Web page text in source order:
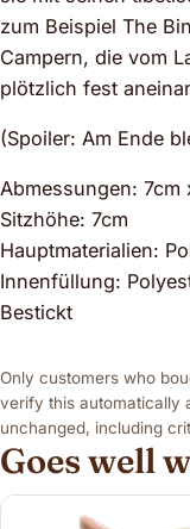
zum Beispiel The
Campern, die vom
plötzlich fest
(Spoiler: Am Ende
Abmessungen: 7cm
Sitzhöhe: 7cm
Hauptmaterialien:
Innenfüllung:
Bestickt
Only customers who
verify this automatically
unchanged, including
Goes well